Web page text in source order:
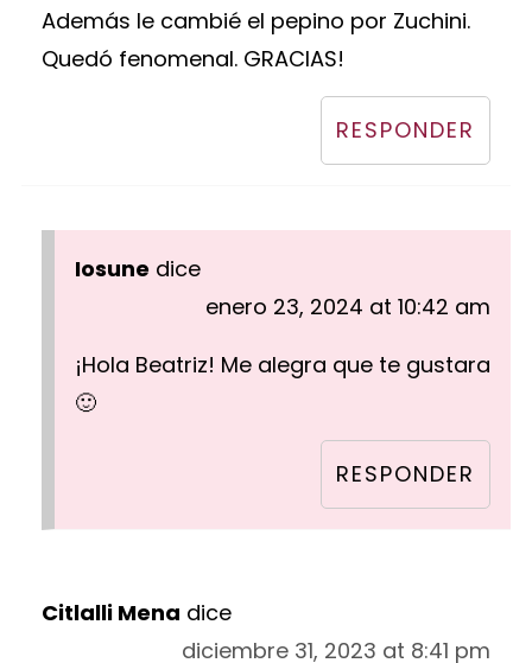
Además le cambié el pepino por Zuchini.
Quedó fenomenal. GRACIAS!
RESPONDER
Iosune dice
enero 23, 2024 at 10:42 am
¡Hola Beatriz! Me alegra que te gustara
🙂
RESPONDER
Citlalli Mena dice
diciembre 31, 2023 at 8:41 pm